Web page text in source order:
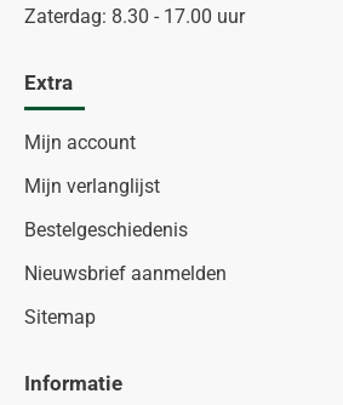
Zaterdag: 8.30 - 17.00 uur
Extra
Mijn account
Mijn verlanglijst
Bestelgeschiedenis
Nieuwsbrief aanmelden
Sitemap
Informatie